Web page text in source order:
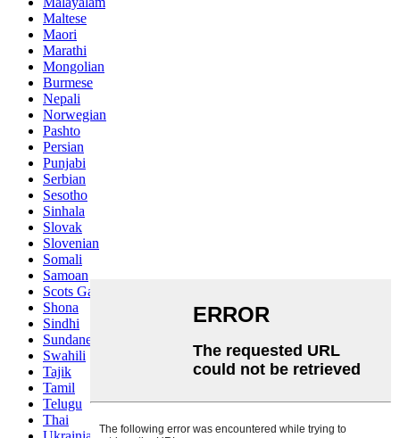
Maltese
Maori
Marathi
Mongolian
Burmese
Nepali
Norwegian
Pashto
Persian
Punjabi
Serbian
Sesotho
Sinhala
Slovak
Slovenian
Somali
Samoan
Scots Gaelic
Shona
Sindhi
Sundanese
Swahili
Tajik
Tamil
Telugu
Thai